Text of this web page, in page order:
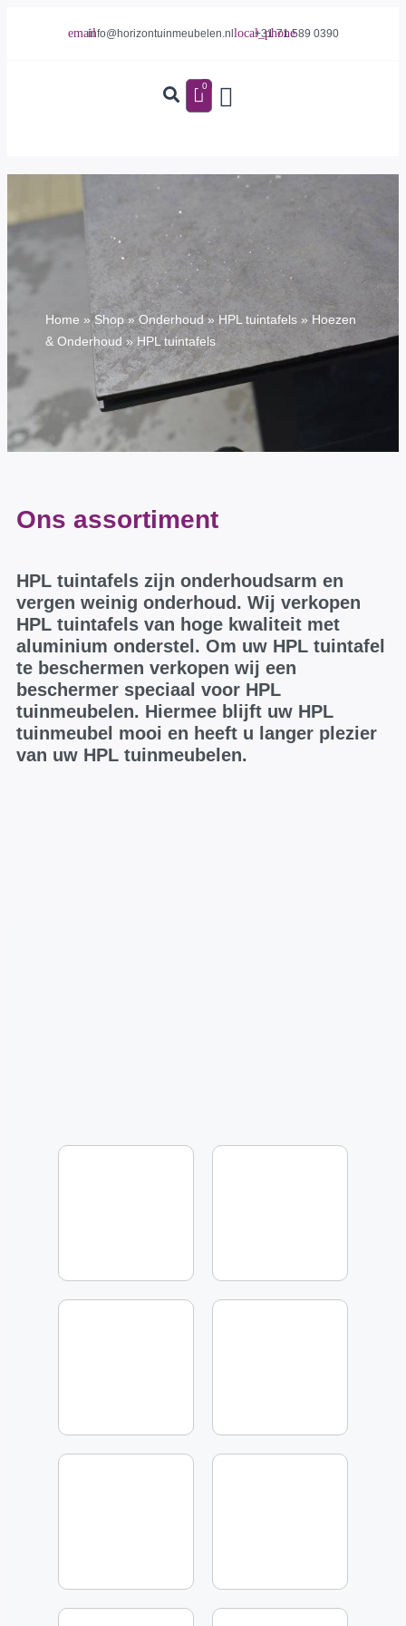
info@horizontuinmeubelen.nl +31 71 589 0390
0
Home »Shop»Onderhoud» HPL tuintafels » Hoezen
& Onderhoud»HPL tuintafels
Ons assortiment
HPL tuintafels zijn onderhoudsarm en
vergen weinig onderhoud. Wij verkopen
HPL tuintafels van hoge kwaliteit met
aluminium onderstel. Om uw HPL tuintafel
te beschermen verkopen wij een
beschermer speciaal voor HPL
tuinmeubelen. Hiermee blijft uw HPL
tuinmeubel mooi en heeft u langer plezier
van uw HPL tuinmeubelen.